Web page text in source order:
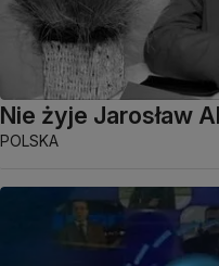
Nie żyje Jarosław
POLSKA